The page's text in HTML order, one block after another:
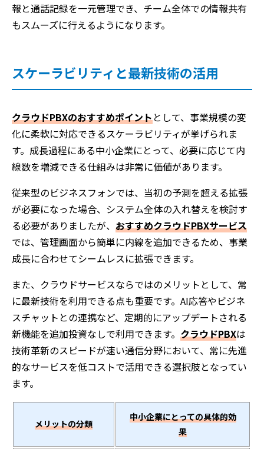
報と通話記録を一元管理でき、チーム全体での情報共有
もスムーズに行えるようになります。
スケーラビリティと最新技術の活用
クラウドPBXのおすすめポイントとして、事業規模の変
化に柔軟に対応できるスケーラビリティが挙げられま
す。成長過程にある中小企業にとって、必要に応じて内
線数を増減できる仕組みは非常に価値があります。
従来型のビジネスフォンでは、当初の予測を超える拡張
が必要になった場合、システム全体の入れ替えを検討す
る必要がありましたが、 おすすめクラウドPBXサービス
では、管理画面から簡単に内線を追加できるため、事業
成長に合わせてシームレスに拡張できます。
また、クラウドサービスならではのメリットとして、常
に最新技術を利用できる点も重要です。AI応答やビジネ
スチャットとの連携など、定期的にアップデートされる
新機能を追加投資なしで利用できます。 クラウドPBXは
技術革新のスピードが速い通信分野において、常に先進
的なサービスを低コストで活用できる選択肢となってい
ます。
メリットの分類
中小企業にとっての具体的効
果